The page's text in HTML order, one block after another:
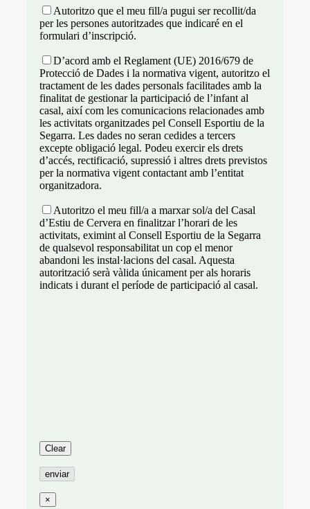
Autoritzo que el meu fill/a pugui ser recollit/da
per les persones autoritzades que indicaré en el
formulari d’inscripció.
D’acord amb el Reglament (UE) 2016/679 de
Protecció de Dades i la normativa vigent, autoritzo el
tractament de les dades personals facilitades amb la
finalitat de gestionar la participació de l’infant al
casal, així com les comunicacions relacionades amb
les activitats organitzades pel Consell Esportiu de la
Segarra. Les dades no seran cedides a tercers
excepte obligació legal. Podeu exercir els drets
d’accés, rectificació, supressió i altres drets previstos
per la normativa vigent contactant amb l’entitat
organitzadora.
Autoritzo el meu fill/a a marxar sol/a del Casal
d’Estiu de Cervera en finalitzar l’horari de les
activitats, eximint al Consell Esportiu de la Segarra
de qualsevol responsabilitat un cop el menor
abandoni les instal·lacions del casal. Aquesta
autorització serà vàlida únicament per als horaris
indicats i durant el període de participació al casal.
×